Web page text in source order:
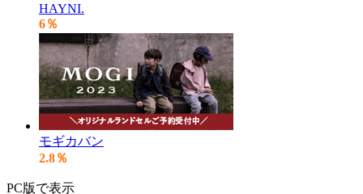
HAYNI.
6％
モギカバン
2.8％
PC版で表示